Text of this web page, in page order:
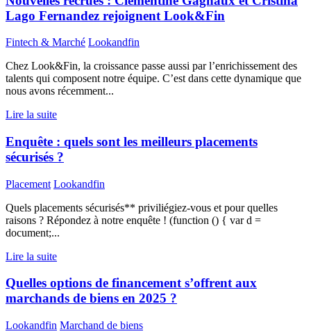
Lago Fernandez rejoignent Look&Fin
Fintech & Marché Lookandfin
Chez Look&Fin, la croissance passe aussi par l’enrichissement des
talents qui composent notre équipe. C’est dans cette dynamique que
nous avons récemment...
Lire la suite
Enquête : quels sont les meilleurs placements
sécurisés ?
Placement Lookandfin
Quels placements sécurisés** priviliégiez-vous et pour quelles
raisons ? Répondez à notre enquête ! (function () { var d =
document;...
Lire la suite
Quelles options de financement s’offrent aux
marchands de biens en 2025 ?
Lookandfin Marchand de biens